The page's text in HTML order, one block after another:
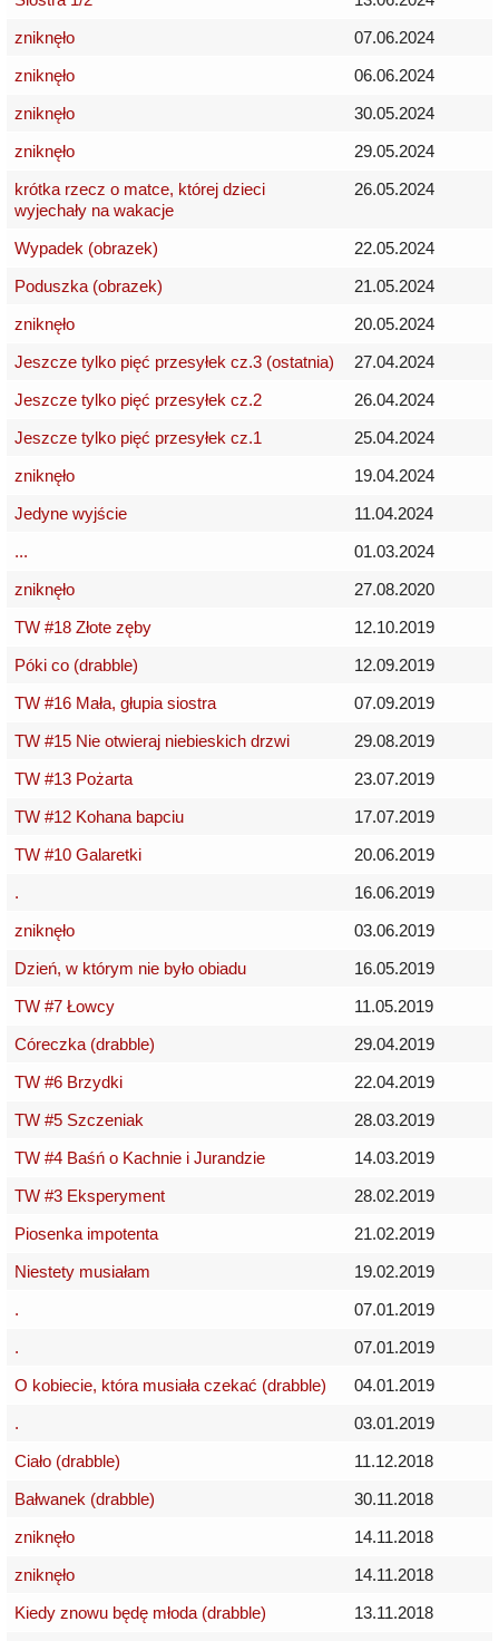
zniknęło
07.06.2024
zniknęło
06.06.2024
zniknęło
30.05.2024
zniknęło
29.05.2024
krótka rzecz o matce, której dzieci
wyjechały na wakacje
26.05.2024
Wypadek (obrazek)
22.05.2024
Poduszka (obrazek)
21.05.2024
zniknęło
20.05.2024
Jeszcze tylko pięć przesyłek cz.3 (ostatnia)
27.04.2024
Jeszcze tylko pięć przesyłek cz.2
26.04.2024
Jeszcze tylko pięć przesyłek cz.1
25.04.2024
zniknęło
19.04.2024
Jedyne wyjście
11.04.2024
...
01.03.2024
zniknęło
27.08.2020
TW #18 Złote zęby
12.10.2019
Póki co (drabble)
12.09.2019
TW #16 Mała, głupia siostra
07.09.2019
TW #15 Nie otwieraj niebieskich drzwi
29.08.2019
TW #13 Pożarta
23.07.2019
TW #12 Kohana bapciu
17.07.2019
TW #10 Galaretki
20.06.2019
.
16.06.2019
zniknęło
03.06.2019
Dzień, w którym nie było obiadu
16.05.2019
TW #7 Łowcy
11.05.2019
Córeczka (drabble)
29.04.2019
TW #6 Brzydki
22.04.2019
TW #5 Szczeniak
28.03.2019
TW #4 Baśń o Kachnie i Jurandzie
14.03.2019
TW #3 Eksperyment
28.02.2019
Piosenka impotenta
21.02.2019
Niestety musiałam
19.02.2019
.
07.01.2019
.
07.01.2019
O kobiecie, która musiała czekać (drabble)
04.01.2019
.
03.01.2019
Ciało (drabble)
11.12.2018
Bałwanek (drabble)
30.11.2018
zniknęło
14.11.2018
zniknęło
14.11.2018
Kiedy znowu będę młoda (drabble)
13.11.2018